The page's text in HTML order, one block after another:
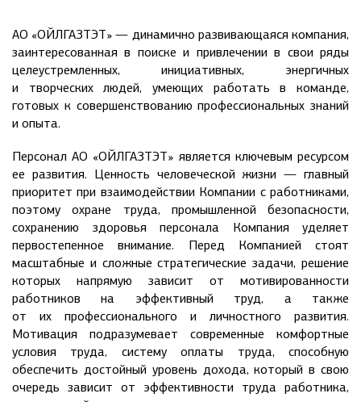
АО «ОЙЛГАЗТЭТ» — динамично развивающаяся компания,
заинтересованная в поиске и привлечении в свои ряды
целеустремленных, инициативных, энергичных
и творческих людей, умеющих работать в команде,
готовых к совершенствованию профессиональных знаний
и опыта.
Персонал АО «ОЙЛГАЗТЭТ» является ключевым ресурсом
ее развития. Ценность человеческой жизни — главный
приоритет при взаимодействии Компании с работниками,
поэтому охране труда, промышленной безопасности,
сохранению здоровья персонала Компания уделяет
первостепенное внимание. Перед Компанией стоят
масштабные и сложные стратегические задачи, решение
которых напрямую зависит от мотивированности
работников на эффективный труд, а также
от их профессионального и личностного развития.
Мотивация подразумевает современные комфортные
условия труда, систему оплаты труда, способную
обеспечить достойный уровень дохода, который в свою
очередь зависит от эффективности труда работника,